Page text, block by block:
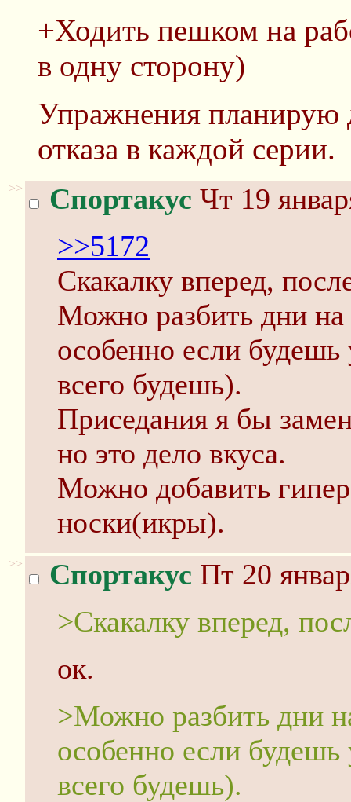
+Ходить пешком на
в одну сторону)
Упражнения планирую
отказа в каждой серии.
>> Спортакус Чт 19
>>5172
Скакалку вперед,
Можно разбить дни
особенно если будешь
всего будешь).
Приседания я бы
но это дело вкуса.
Можно добавить
носки(икры).
>> Спортакус Пт 20
>Скакалку вперед,
ок.
>Можно разбить дни
особенно если будешь
всего будешь).